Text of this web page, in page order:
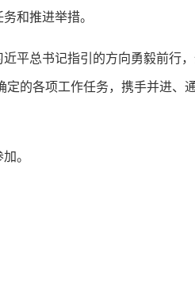
和推进举措。
总书记指引的方向勇毅前行
的各项工作任务，携手并进、
。